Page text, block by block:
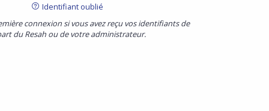
Identifiant oublié
connexion si vous avez reçu vos identifiants de
du Resah ou de votre administrateur.